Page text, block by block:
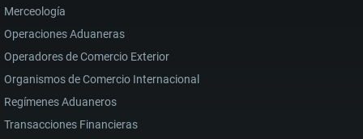
Merceología
Operaciones Aduaneras
Operadores de Comercio Exterior
Organismos de Comercio Internacional
Regímenes Aduaneros
Transacciones Financieras